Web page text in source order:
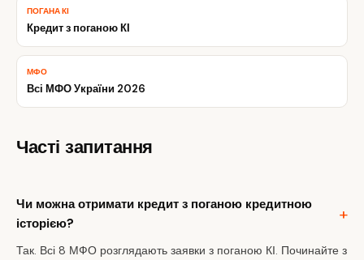
ПОГАНА КІ
Кредит з поганою КІ
МФО
Всі МФО України 2026
Часті запитання
Чи можна отримати кредит з поганою кредитною
історією?
Так. Всі 8 МФО розглядають заявки з поганою КІ. Починайте з